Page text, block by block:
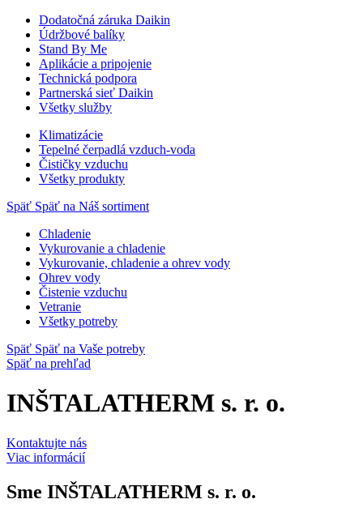
Dodatočná záruka Daikin
Údržbové balíky
Stand By Me
Aplikácie a pripojenie
Technická podpora
Partnerská sieť Daikin
Všetky služby
Klimatizácie
Tepelné čerpadlá vzduch-voda
Čističky vzduchu
Všetky produkty
Späť Späť na Náš sortiment
Chladenie
Vykurovanie a chladenie
Vykurovanie, chladenie a ohrev vody
Ohrev vody
Čistenie vzduchu
Vetranie
Všetky potreby
Späť Späť na Vaše potreby
Späť na prehľad
INŠTALATHERM s. r. o.
Kontaktujte nás
Viac informácií
Sme INŠTALATHERM s. r. o.